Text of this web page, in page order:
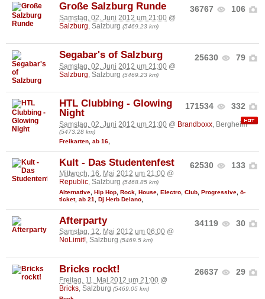
36767 106
Große Salzburg Runde
Samstag, 02. Juni 2012 um 21:00 @
Salzburg , Salzburg (5469.23 km)
25630 79
Segabar's of Salzburg
Samstag, 02. Juni 2012 um 21:00 @
Salzburg , Salzburg (5469.23 km)
171534 332
HTL Clubbing - Glowing
Night
Samstag, 02. Juni 2012 um 21:00 @ Brandboxx , Bergheim
(5473.28 km)
Freikarten ab 16
62530 133
Kult - Das Studentenfest
Mittwoch, 16. Mai 2012 um 21:00 @
Republic, Salzburg (5468.85 km)
Alternative Hip Hop Rock House Electro Club Progressive ö-
ticket, ab 21 Dj Herb Delano
34119 30
Afterparty
Samstag, 12. Mai 2012 um 06:00 @
NoLimit!, Salzburg (5469.5 km)
26637 29
Bricks rockt!
Freitag, 11. Mai 2012 um 21:00 @
Bricks, Salzburg (5469.05 km)